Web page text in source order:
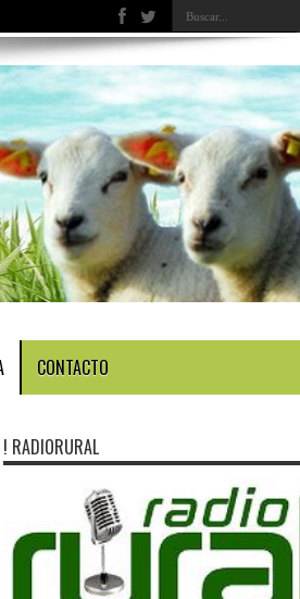
CONTACTO
! RADIORURAL